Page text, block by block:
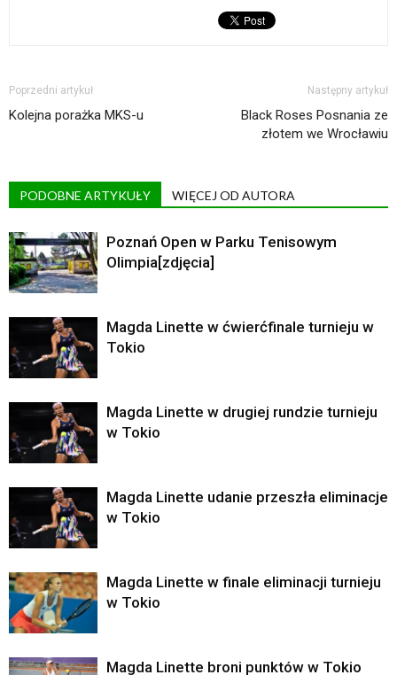
Poprzedni artykuł
Kolejna porażka MKS-u
Następny artykuł
Black Roses Posnania ze
złotem we Wrocławiu
PODOBNE ARTYKUŁY WIĘCEJ OD AUTORA
Poznań Open w Parku Tenisowym
Olimpia[zdjęcia]
Magda Linette w ćwierćfinale turnieju w
Tokio
Magda Linette w drugiej rundzie turnieju
w Tokio
Magda Linette udanie przeszła eliminacje
w Tokio
Magda Linette w finale eliminacji turnieju
w Tokio
Magda Linette broni punktów w Tokio